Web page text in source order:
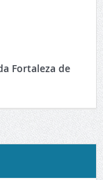
Fortaleza de